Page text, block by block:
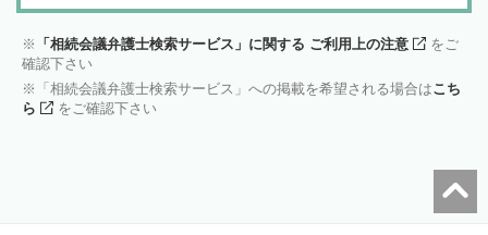
「相続会議弁護士検索サービス」に関する ご利用上の注意
をご
確認下さい
「相続会議弁護士検索サービス」への掲載を希望される場合はこち
ら
をご確認下さい